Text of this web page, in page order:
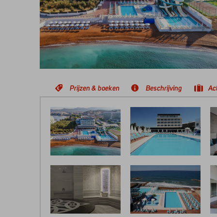
Prijzen & boeken Beschrijving